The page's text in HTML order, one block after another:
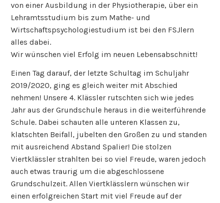
von einer Ausbildung in der Physiotherapie, über ein
Lehramtsstudium bis zum Mathe- und
Wirtschaftspsychologiestudium ist bei den FSJlern
alles dabei.
Wir wünschen viel Erfolg im neuen Lebensabschnitt!
Einen Tag darauf, der letzte Schultag im Schuljahr
2019/2020, ging es gleich weiter mit Abschied
nehmen! Unsere 4. Klässler rutschten sich wie jedes
Jahr aus der Grundschule heraus in die weiterführende
Schule. Dabei schauten alle unteren Klassen zu,
klatschten Beifall, jubelten den Großen zu und standen
mit ausreichend Abstand Spalier! Die stolzen
Viertklässler strahlten bei so viel Freude, waren jedoch
auch etwas traurig um die abgeschlossene
Grundschulzeit. Allen Viertklässlern wünschen wir
einen erfolgreichen Start mit viel Freude auf der